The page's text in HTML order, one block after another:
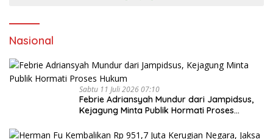
Nasional
Sabtu 11 Juli 2026 07:10
Febrie Adriansyah Mundur dari Jampidsus,
Kejagung Minta Publik Hormati Proses